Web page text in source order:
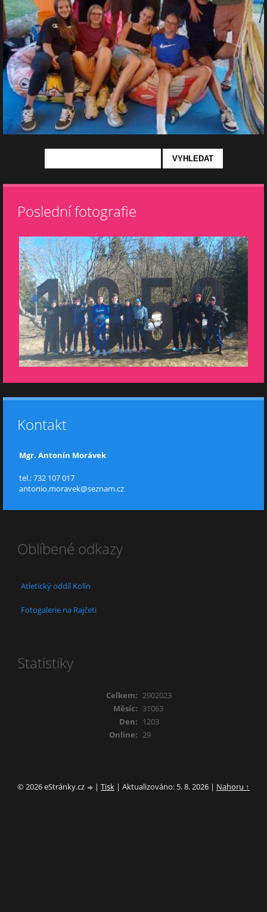
Poslední fotografie
Kontakt
Mgr. Antonín Morávek
tel.: 732 107 017
antonio.moravek@seznam.cz
Oblíbené odkazy
Atletický oddíl Kolín
Fotogalerie na Rajčeti
Statistiky
Online: 29
Celkem: 2902023
Měsíc: 31063
Den: 1203
© 2026 eStránky.cz | Tisk | Aktualizováno: 5. 8. 2026 | Nahoru ↑